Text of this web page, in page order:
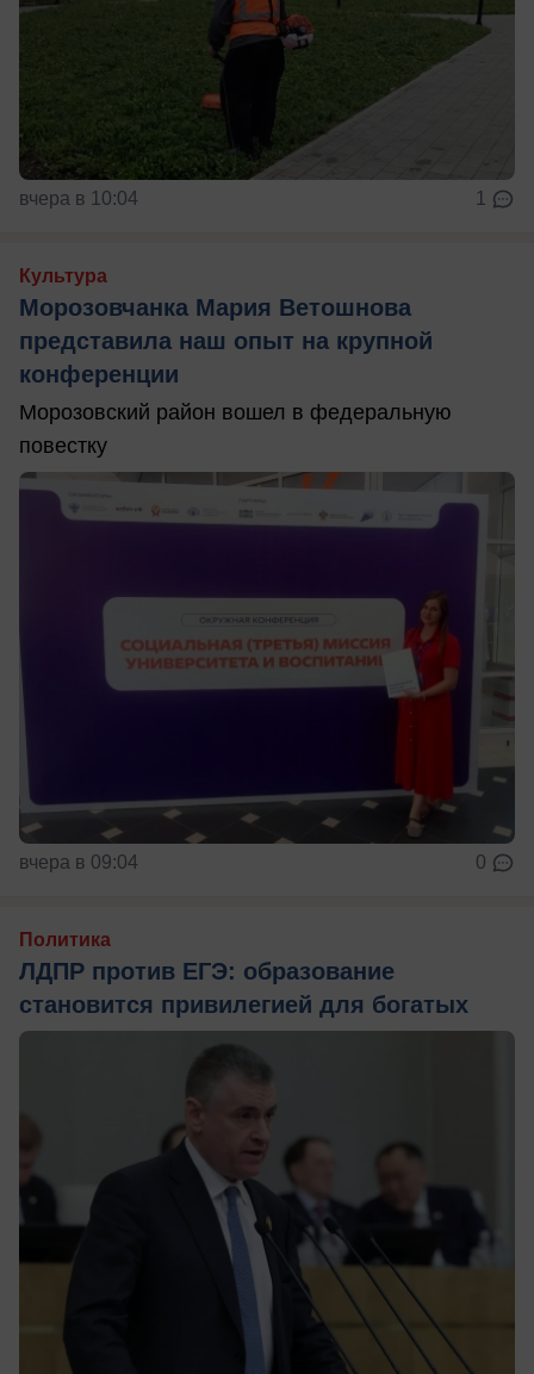
вчера в 10:04 1
Культура
Морозовчанка Мария Ветошнова
представила наш опыт на крупной
конференции
Морозовский район вошел в федеральную
повестку
вчера в 09:04 0
Политика
ЛДПР против ЕГЭ: образование
становится привилегией для богатых